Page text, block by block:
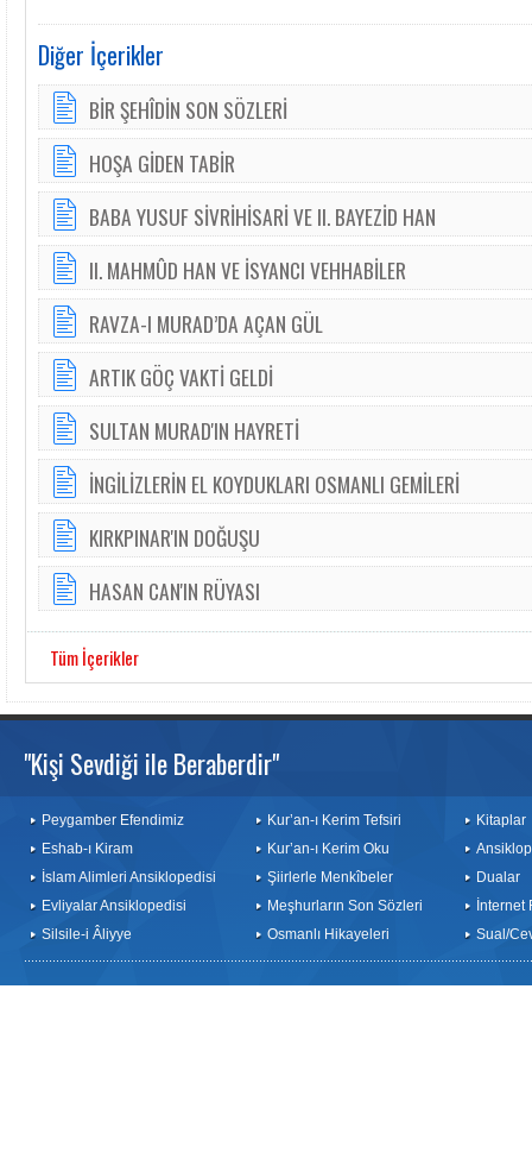
Diğer İçerikler
BİR ŞEHÎDİN SON SÖZLERİ
HOŞA GİDEN TABİR
BABA YUSUF SİVRİHİSARİ VE II. BAYEZİD HAN
II. MAHMÛD HAN VE İSYANCI VEHHABİLER
RAVZA-I MURAD’DA AÇAN GÜL
ARTIK GÖÇ VAKTİ GELDİ
SULTAN MURAD'IN HAYRETİ
İNGİLİZLERİN EL KOYDUKLARI OSMANLI GEMİLERİ
KIRKPINAR'IN DOĞUŞU
HASAN CAN'IN RÜYASI
Tüm İçerikler
"Kişi Sevdiği ile Beraberdir"
Peygamber Efendimiz
Eshab-ı Kiram
İslam Alimleri Ansiklopedisi
Evliyalar Ansiklopedisi
Silsile-i Âliyye
Kur’an-ı Kerim Tefsiri
Kur’an-ı Kerim Oku
Şiirlerle Menkîbeler
Meşhurların Son Sözleri
Osmanlı Hikayeleri
Kitaplar
Dualar
İnternet
Sual/